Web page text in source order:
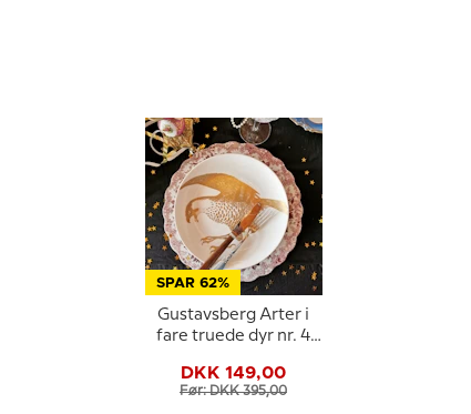
SPAR 62%
Gustavsberg Arter i
fare truede dyr nr. 4
DKK 149,00
Før: DKK 395,00